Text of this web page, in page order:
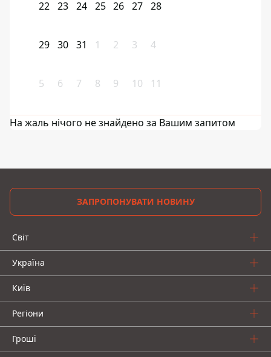
22 23 24 25 26 27 28
29 30 31 1 2 3 4
5 6 7 8 9 10 11
На жаль нічого не знайдено за Вашим запитом
ЗАПРОПОНУВАТИ НОВИНУ
Світ
Україна
Київ
Регіони
Гроші